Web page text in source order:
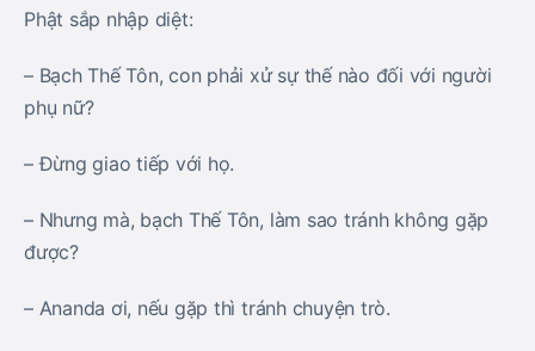
Phật sắp nhập diệt:
– Bạch Thế Tôn, con phải xử sự thế nào đối với người
phụ nữ?
– Ðừng giao tiếp với họ.
– Nhưng mà, bạch Thế Tôn, làm sao tránh không gặp
được?
– Ananda ơi, nếu gặp thì tránh chuyện trò.